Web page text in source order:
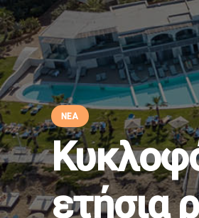
ΝΈΑ
ετήσια